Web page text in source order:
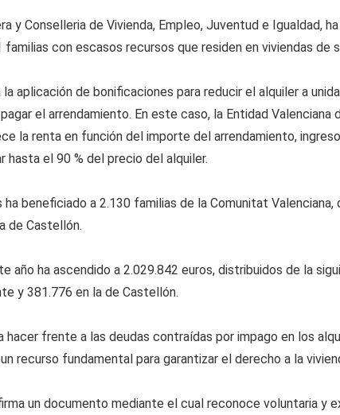
y Conselleria de Vivienda, Empleo, Juventud e Igualdad,
con escasos recursos que residen en viviendas de
aplicación de bonificaciones para reducir el alquiler a
el arrendamiento. En este caso, la Entidad Valenciana
la renta en función del importe del arrendamiento,
hasta el 90 % del precio del alquiler.
beneficiado a 2.130 familias de la Comunitat
de Castellón.
ha ascendido a 2.029.842 euros, distribuidos de la
y 381.776 en la de Castellón.
frente a las deudas contraídas por impago en los
recurso fundamental para garantizar el derecho a la
un documento mediante el cual reconoce voluntaria y